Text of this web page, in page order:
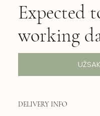
Expected
working
DELIVERY INFO